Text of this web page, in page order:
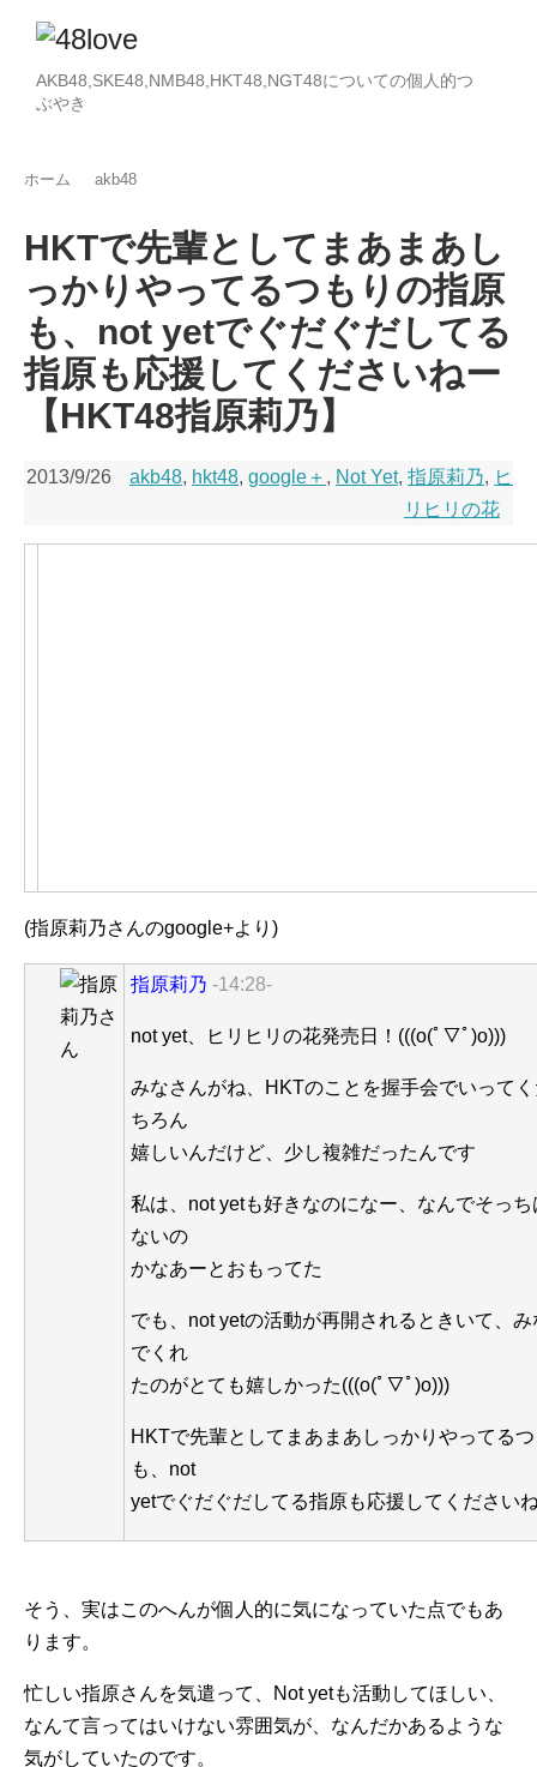
AKB48,SKE48,NMB48,HKT48,NGT48についての個人的つ
ぶやき
ホーム akb48
HKTで先輩としてまあまあし
っかりやってるつもりの指原
も、not yetでぐだぐだしてる
指原も応援してくださいねー
【HKT48指原莉乃】
2013/9/26 akb48, hkt48, google＋ , Not Yet, 指原莉乃, ヒ
リヒリの花
(指原莉乃さんのgoogle+より)
指原莉乃 -14:28-
not yet、ヒリヒリの花発売日！(((o(ﾟ▽ﾟ)o)))
みなさんがね、HKTのことを握手会でいって
ちろん
嬉しいんだけど、少し複雑だったんです
私は、not yetも好きなのになー、なんでそっ
ないの
かなあーとおもってた
でも、not yetの活動が再開されるときいて、
でくれ
たのがとても嬉しかった(((o(ﾟ▽ﾟ)o)))
HKTで先輩としてまあまあしっかりやってる
も、not
yetでぐだぐだしてる指原も応援してください
そう、実はこのへんが個人的に気になっていた点でもあ
ります。
忙しい指原さんを気遣って、Not yetも活動してほしい、
なんて言ってはいけない雰囲気が、なんだかあるような
気がしていたのです。